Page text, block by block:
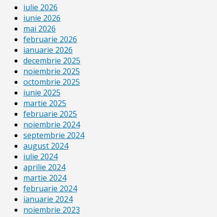
iulie 2026
iunie 2026
mai 2026
februarie 2026
ianuarie 2026
decembrie 2025
noiembrie 2025
octombrie 2025
iunie 2025
martie 2025
februarie 2025
noiembrie 2024
septembrie 2024
august 2024
iulie 2024
aprilie 2024
martie 2024
februarie 2024
ianuarie 2024
noiembrie 2023